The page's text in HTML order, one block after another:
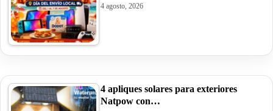
4 agosto, 2026
4 apliques solares para exteriores
Natpow con…